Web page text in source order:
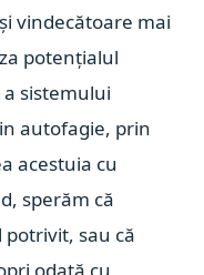
vindecătoare mai
potențialul
sistemului
autofagie, prin
acestuia cu
sperăm că
potrivit, sau că